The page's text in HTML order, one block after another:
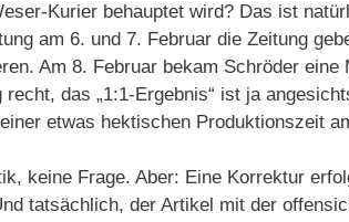
Kurier behauptet wird? Das ist
am 6. und 7. Februar die Zeitung
Am 8. Februar bekam Schröder eine
das „1:1-Ergebnis“ ist ja
etwas hektischen Produktionszeit
keine Frage. Aber: Eine Korrektur
tatsächlich, der Artikel mit der